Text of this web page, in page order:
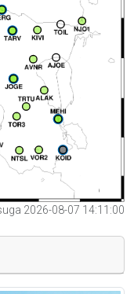
2026-08-07 14:11:00